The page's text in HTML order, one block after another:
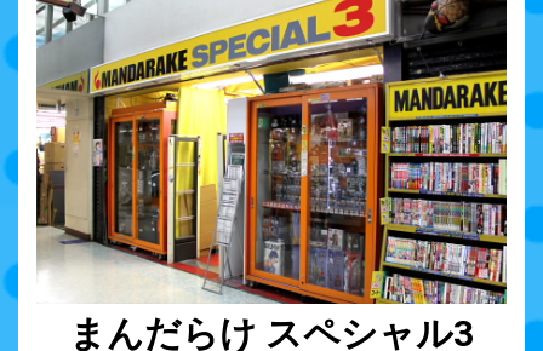
まんだらけ スペシャル3